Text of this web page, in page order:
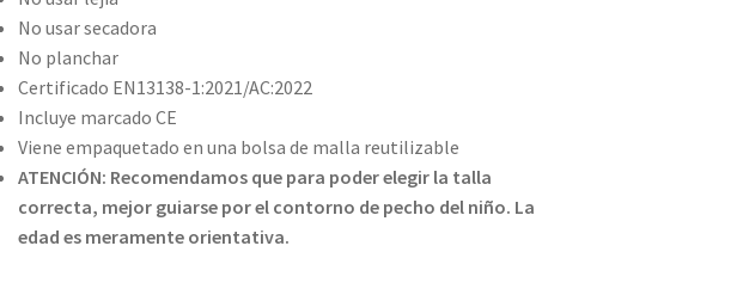
No usar secadora
No planchar
Certificado EN13138-1:2021/AC:2022
Incluye marcado CE
Viene empaquetado en una bolsa de malla reutilizable
ATENCIÓN: Recomendamos que para poder elegir la talla
correcta, mejor guiarse por el contorno de pecho del niño. La
edad es meramente orientativa.